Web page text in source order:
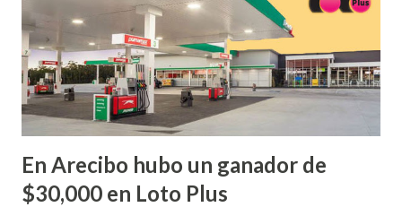
En Arecibo hubo un ganador de
$30,000 en Loto Plus